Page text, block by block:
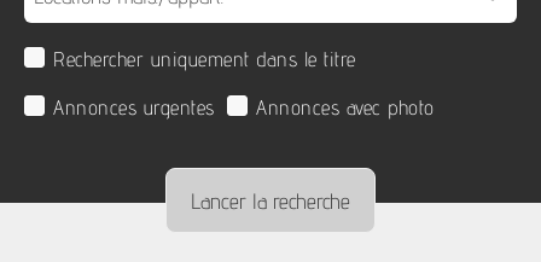
Rechercher uniquement dans le titre
Annonces urgentes
Annonces avec photo